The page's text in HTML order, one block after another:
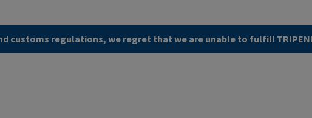
customs regulations, we regret that we are unable to fulfill